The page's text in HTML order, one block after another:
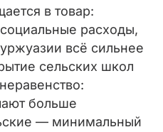
в товар:
расходы,
всё сильнее
сельских школ
больше
— минимальный